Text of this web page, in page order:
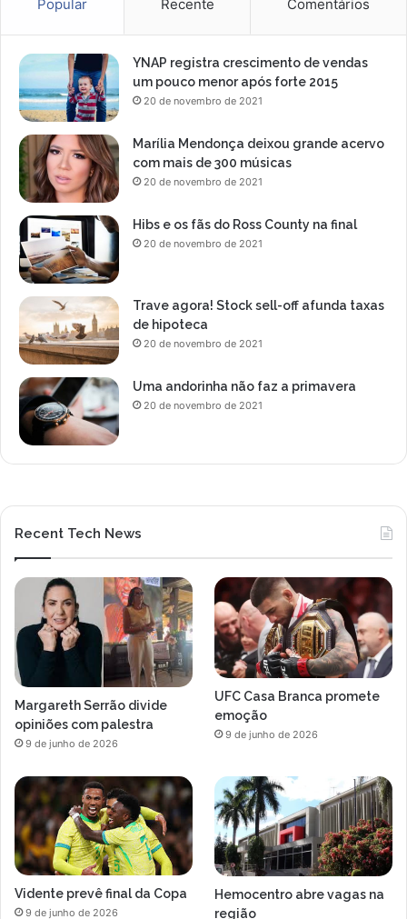
Popular Recente Comentários
YNAP registra crescimento de vendas
um pouco menor após forte 2015
20 de novembro de 2021
Marília Mendonça deixou grande acervo
com mais de 300 músicas
20 de novembro de 2021
Hibs e os fãs do Ross County na final
20 de novembro de 2021
Trave agora! Stock sell-off afunda taxas
de hipoteca
20 de novembro de 2021
Uma andorinha não faz a primavera
20 de novembro de 2021
Recent Tech News
Margareth Serrão divide
opiniões com palestra
9 de junho de 2026
UFC Casa Branca promete
emoção
9 de junho de 2026
Vidente prevê final da Copa
9 de junho de 2026
Hemocentro abre vagas na
região